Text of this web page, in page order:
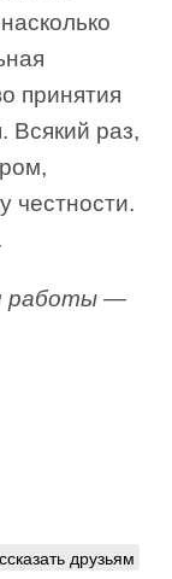
принятия
Всякий раз,
честности.
работы —
друзьям